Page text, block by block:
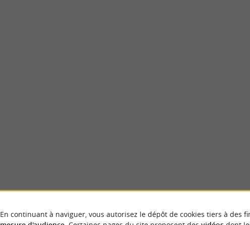
En continuant à naviguer, vous autorisez le dépôt de cookies tiers à des